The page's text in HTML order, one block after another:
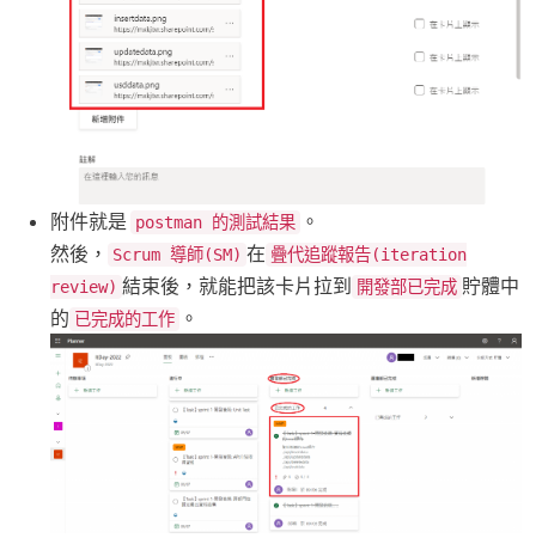
附件就是 postman 的測試結果 。
然後，
Scrum 導師(SM) 在 疊代追蹤報告(iteration
review) 結束後，就能把該卡片拉到 開發部已完成 貯體中
的 已完成的工作 。